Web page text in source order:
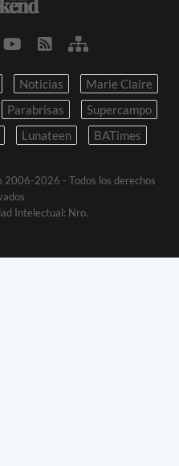
Noticias
Marie Claire
Parabrisas
Supercampo
Lunateen BATimes
2006-2026 - Todos los derechos
Intelectual: Nro.